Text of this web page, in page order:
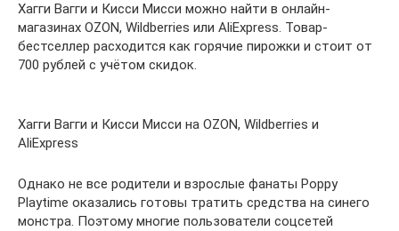
Хагги Вагги и Кисси Мисси можно найти в онлайн-
магазинах OZON, Wildberries или AliExpress. Товар-
бестселлер расходится как горячие пирожки и стоит от
700 рублей с учётом скидок.
Хагги Вагги и Кисси Мисси на OZON, Wildberries и
AliExpress
Однако не все родители и взрослые фанаты Poppy
Playtime оказались готовы тратить средства на синего
монстра. Поэтому многие пользователи соцсетей